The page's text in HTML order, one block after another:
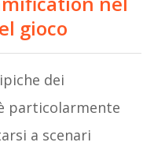
gioco
dei
particolarmente
a scenari